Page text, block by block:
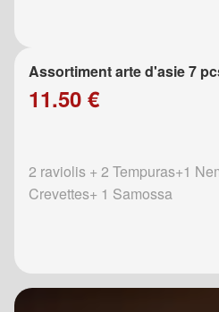
Assortiment arte d'asie 7
11.50 €
2 raviolis + 2 Tempuras+1
Crevettes+ 1 Samossa